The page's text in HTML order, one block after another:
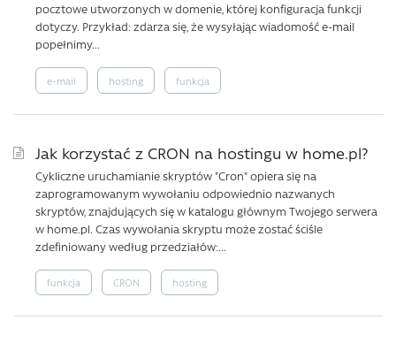
pocztowe utworzonych w domenie, której konfiguracja funkcji
dotyczy. Przykład: zdarza się, że wysyłając wiadomość e-mail
popełnimy...
e-mail hosting funkcja
Jak korzystać z CRON na hostingu w home.pl?
Cykliczne uruchamianie skryptów "Cron" opiera się na
zaprogramowanym wywołaniu odpowiednio nazwanych
skryptów, znajdujących się w katalogu głównym Twojego serwera
w home.pl. Czas wywołania skryptu może zostać ściśle
zdefiniowany według przedziałów:...
funkcja CRON hosting